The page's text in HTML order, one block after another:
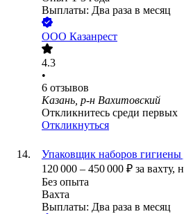
Выплаты: Два раза в месяц
ООО Казанрест
4.3
•
6 отзывов
Казань, р-н Вахитовский
Откликнитесь среди первых
Откликнуться
Упаковщик наборов
120 000 – 450 000 ₽ за вахту,
Без опыта
Вахта
Выплаты: Два раза в месяц